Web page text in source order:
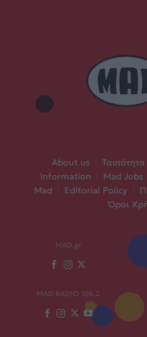
About us Ταυτότητα
Information
Mad Jobs
Mad
Editorial Policy
Όροι
MAD.gr
MAD RADIO 106,2